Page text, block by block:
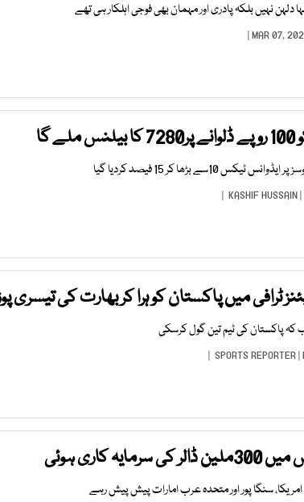
نہیں بلکہ پادری اور مہمان بھی فوجی اہلکار ہی تھے
گا
10سے بڑھا کر 15 فیصد کردیا گیا
KASHIF HUSSAIN|
ٹرافی میں پاکستان کو ہرا کر بھارت کی تیسری
پاکستان کی ٹیم تین گول کرسکی
SPORTS REPORTER|
سنگا پور اور متحدہ عرب امارات پیش پیش رہے